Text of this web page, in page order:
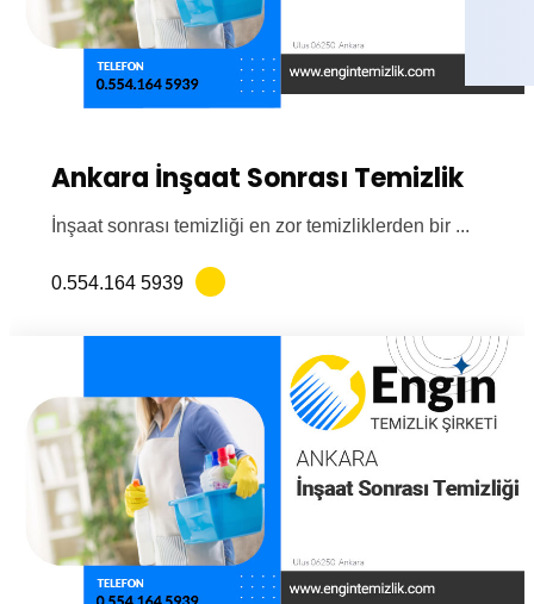
Ankara İnşaat Sonrası Temizlik
İnşaat sonrası temizliği en zor temizliklerden bir ...
0.554.164 5939